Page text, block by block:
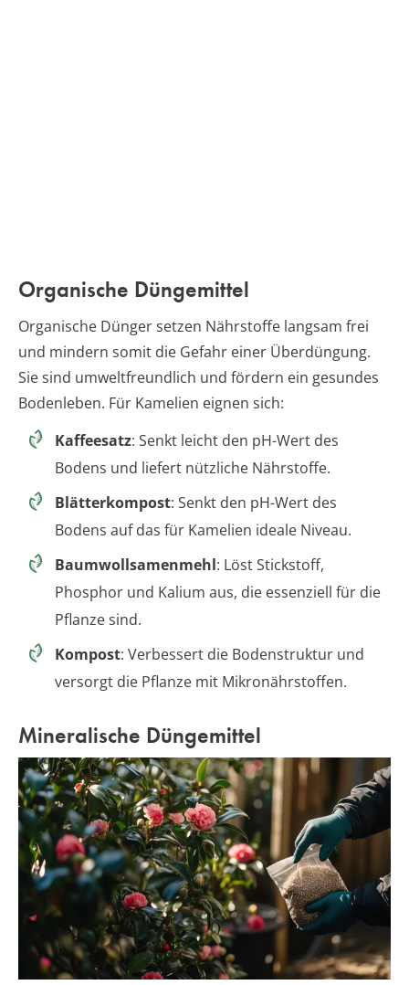
Organische Düngemittel
Organische Dünger setzen Nährstoffe langsam frei
und mindern somit die Gefahr einer Überdüngung.
Sie sind umweltfreundlich und fördern ein gesundes
Bodenleben. Für Kamelien eignen sich:
Kaffeesatz: Senkt leicht den pH-Wert des
Bodens und liefert nützliche Nährstoffe.
Blätterkompost: Senkt den pH-Wert des
Bodens auf das für Kamelien ideale Niveau.
Baumwollsamenmehl: Löst Stickstoff,
Phosphor und Kalium aus, die essenziell für die
Pflanze sind.
Kompost: Verbessert die Bodenstruktur und
versorgt die Pflanze mit Mikronährstoffen.
Mineralische Düngemittel